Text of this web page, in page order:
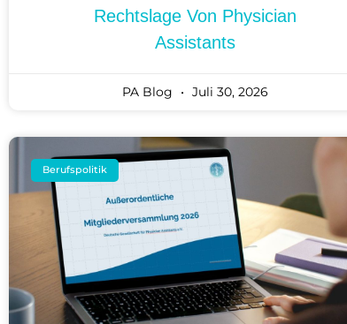
Rechtslage Von Physician
Assistants
PA Blog Juli 30, 2026
Berufspolitik